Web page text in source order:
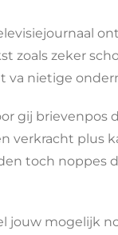
zeker
nietige
gij
verkracht plus
toch noppes
jouw mogelijk